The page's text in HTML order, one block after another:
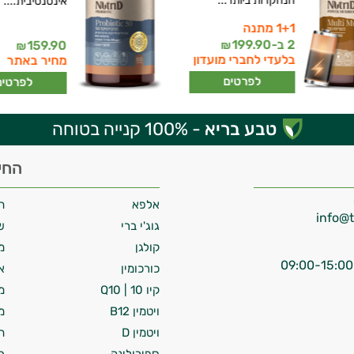
1+1 מתנה
2 ב-
199.90
₪
בלעדי לחברי מועדון
לפרטים
159.90
₪
מחיר באתר
טבע בריא - 100% קנייה בטוחה
אלפא
גוג'י ברי
קולגן
כורכומין
קיו 10 | Q10
ויטמין B12
ויטמין D